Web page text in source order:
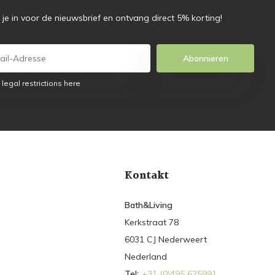
je in voor de nieuwsbrief en ontvang direct 5% korting!
Abonnieren
legal restrictions here
Kontakt
Bath&Living
Kerkstraat 78
6031 CJ Nederweert
Nederland